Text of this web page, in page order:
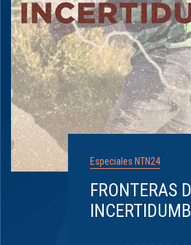
Especiales NTN24
FRONTERAS